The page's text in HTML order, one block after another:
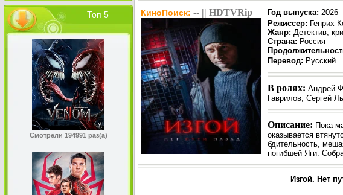
Топ 5
Смотрели 194991 раз(а)
КиноПоиск: -- || HDTVRip Год выпуска: 2026
Режиссер: Генрих
Жанр: Детектив,
Страна: Россия
Перевод: Русский
В ролях: Андрей
Гаврилов, Сергей
Описание: Пока
оказывается
бдительность,
погибшей Яги.
Изгой. Нет